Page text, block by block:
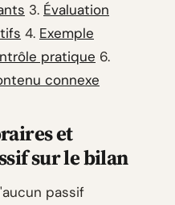
3. Évaluation
4. Exemple
pratique 6.
connexe
et
sur le bilan
passif